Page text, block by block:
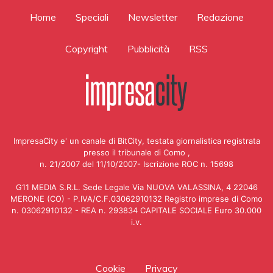
Home Speciali Newsletter Redazione
Copyright Pubblicità RSS
ImpresaCity e' un canale di BitCity, testata giornalistica registrata
presso il tribunale di Como ,
n. 21/2007 del 11/10/2007- Iscrizione ROC n. 15698
G11 MEDIA S.R.L. Sede Legale Via NUOVA VALASSINA, 4 22046
MERONE (CO) - P.IVA/C.F.03062910132 Registro imprese di Como
n. 03062910132 - REA n. 293834 CAPITALE SOCIALE Euro 30.000
i.v.
Cookie Privacy